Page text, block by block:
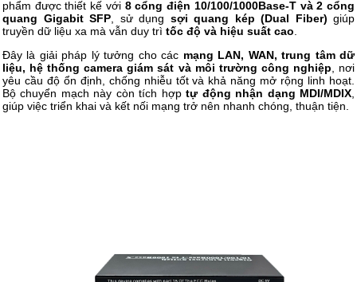
phẩm được thiết kế với 8 cổng điện 10/100/1000Base-T và 2 cổng
quang Gigabit SFP , sử dụng sợi quang kép (Dual Fiber) giúp
truyền dữ liệu xa mà vẫn duy trì tốc độ và hiệu suất cao
Đây là giải pháp lý tưởng cho các mạng LAN, WAN, trung tâm dữ
liệu, hệ thống camera giám sát và môi trường công nghiệp , nơi
yêu cầu độ ổn định, chống nhiễu tốt và khả năng mở rộng linh hoạt.
Bộ chuyển mạch này còn tích hợptự động nhận dạng MDI/MDIX
giúp việc triển khai và kết nối mạng trở nên nhanh chóng, thuận tiện.